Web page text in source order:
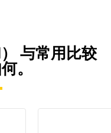
） 与常用比较
。